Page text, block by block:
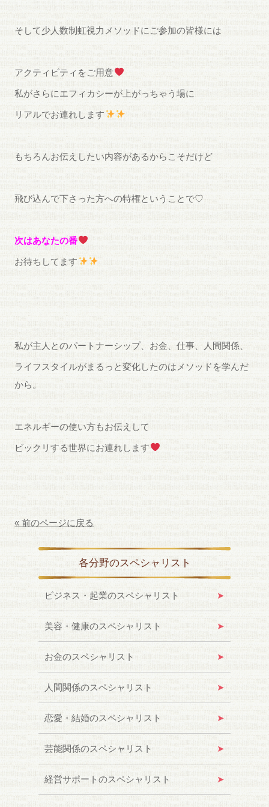
そして少人数制虹視力メソッドにご参加の皆様には
アクティビティをご用意
私がさらにエフィカシーが上がっちゃう場に
リアルでお連れします
もちろんお伝えしたい内容があるからこそだけど
飛び込んで下さった方への特権ということで♡
次はあなたの番
お待ちしてます
私が主人とのパートナーシップ、お金、仕事、人間関係、
ライフスタイルがまるっと変化したのはメソッドを学んだ
から。
エネルギーの使い方もお伝えして
ビックリする世界にお連れします
« 前のページに戻る
各分野のスペシャリスト
ビジネス・起業のスペシャリスト
美容・健康のスペシャリスト
お金のスペシャリスト
人間関係のスペシャリスト
恋愛・結婚のスペシャリスト
芸能関係のスペシャリスト
経営サポートのスペシャリスト